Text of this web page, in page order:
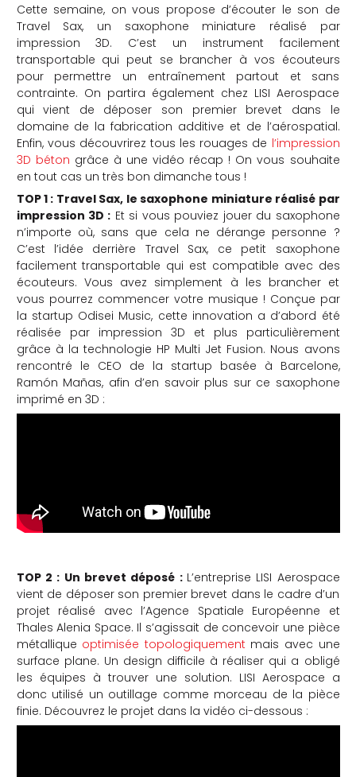
Cette semaine, on vous propose d’écouter le son de
Travel Sax, un saxophone miniature réalisé par
impression 3D. C’est un instrument facilement
transportable qui peut se brancher à vos écouteurs
pour permettre un entraînement partout et sans
contrainte. On partira également chez LISI Aerospace
qui vient de déposer son premier brevet dans le
domaine de la fabrication additive et de l’aérospatial.
Enfin, vous découvrirez tous les rouages de l’impression
3D béton grâce à une vidéo récap ! On vous souhaite
en tout cas un très bon dimanche tous !
TOP 1 : Travel Sax, le saxophone miniature réalisé par
impression 3D : Et si vous pouviez jouer du saxophone
n’importe où, sans que cela ne dérange personne ?
C’est l’idée derrière Travel Sax, ce petit saxophone
facilement transportable qui est compatible avec des
écouteurs. Vous avez simplement à les brancher et
vous pourrez commencer votre musique ! Conçue par
la startup Odisei Music, cette innovation a d’abord été
réalisée par impression 3D et plus particulièrement
grâce à la technologie HP Multi Jet Fusion. Nous avons
rencontré le CEO de la startup basée à Barcelone,
Ramón Mañas, afin d’en savoir plus sur ce saxophone
imprimé en 3D :
TOP 2 : Un brevet déposé : L’entreprise LISI Aerospace
vient de déposer son premier brevet dans le cadre d’un
projet réalisé avec l’Agence Spatiale Européenne et
Thales Alenia Space. Il s’agissait de concevoir une pièce
métallique optimisée topologiquement mais avec une
surface plane. Un design difficile à réaliser qui a obligé
les équipes à trouver une solution. LISI Aerospace a
donc utilisé un outillage comme morceau de la pièce
finie. Découvrez le projet dans la vidéo ci-dessous :